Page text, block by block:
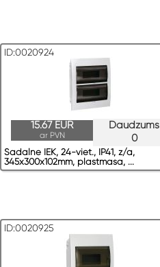
ID:0020924
Daudzums
0
15.67 EUR
ar PVN
Sadalne IEK, 24-viet., IP41, z/a,
345x300x102mm, plastmasa, ...
ID:0020925